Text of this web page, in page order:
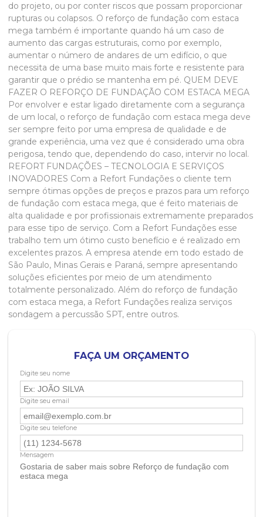
do projeto, ou por conter riscos que possam proporcionar
rupturas ou colapsos. O reforço de fundação com estaca
mega também é importante quando há um caso de
aumento das cargas estruturais, como por exemplo,
aumentar o número de andares de um edifício, o que
necessita de uma base muito mais forte e resistente para
garantir que o prédio se mantenha em pé. QUEM DEVE
FAZER O REFORÇO DE FUNDAÇÃO COM ESTACA MEGA
Por envolver e estar ligado diretamente com a segurança
de um local, o reforço de fundação com estaca mega deve
ser sempre feito por uma empresa de qualidade e de
grande experiência, uma vez que é considerado uma obra
perigosa, tendo que, dependendo do caso, intervir no local.
REFORT FUNDAÇÕES – TECNOLOGIA E SERVIÇOS
INOVADORES Com a Refort Fundações o cliente tem
sempre ótimas opções de preços e prazos para um reforço
de fundação com estaca mega, que é feito materiais de
alta qualidade e por profissionais extremamente preparados
para esse tipo de serviço. Com a Refort Fundações esse
trabalho tem um ótimo custo benefício e é realizado em
excelentes prazos. A empresa atende em todo estado de
São Paulo, Minas Gerais e Paraná, sempre apresentando
soluções eficientes por meio de um atendimento
totalmente personalizado. Além do reforço de fundação
com estaca mega, a Refort Fundações realiza serviços
sondagem a percussão SPT, entre outros.
FAÇA UM ORÇAMENTO
Digite seu nome
Digite seu email
Digite seu telefone
Mensagem